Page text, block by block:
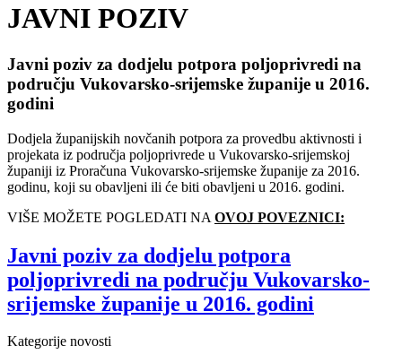
JAVNI POZIV
Javni poziv za dodjelu potpora poljoprivredi na
području Vukovarsko-srijemske županije u 2016.
godini
Dodjela županijskih novčanih potpora za provedbu aktivnosti i
projekata iz područja poljoprivrede u Vukovarsko-srijemskoj
županiji iz Proračuna Vukovarsko-srijemske županije za 2016.
godinu, koji su obavljeni ili će biti obavljeni u 2016. godini.
VIŠE MOŽETE POGLEDATI NA OVOJ POVEZNICI:
Javni poziv za dodjelu potpora
poljoprivredi na području Vukovarsko-
srijemske županije u 2016. godini
Kategorije novosti